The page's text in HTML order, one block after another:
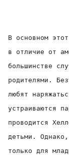
В основном
в
отличие от
большинстве
родителями.
любят
устраиваются
проводится
детьми.
только для